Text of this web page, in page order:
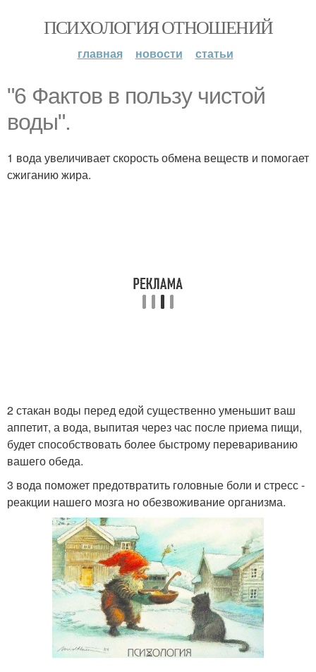
ПСИХОЛОГИЯ ОТНОШЕНИЙ
главная новости статьи
"6 Фактов в пользу чистой
воды".
1 вода увеличивает скорость обмена веществ и помогает
сжиганию жира.
2 стакан воды перед едой существенно уменьшит ваш
аппетит, а вода, выпитая через час после приема пищи,
будет способствовать более быстрому перевариванию
вашего обеда.
3 вода поможет предотвратить головные боли и стресс -
реакции нашего мозга но обезвоживание организма.